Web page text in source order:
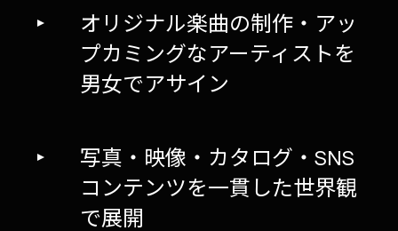
オリジナル楽曲の制作・アッ
プカミングなアーティストを
男女でアサイン
写真・映像・カタログ・SNS
コンテンツを一貫した世界観
で展開